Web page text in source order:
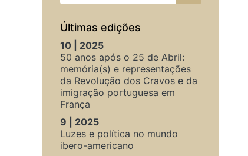
Últimas edições
10 | 2025
50 anos após o 25 de Abril:
memória(s) e representações
da Revolução dos Cravos e da
imigração portuguesa em
França
9 | 2025
Luzes e política no mundo
ibero-americano